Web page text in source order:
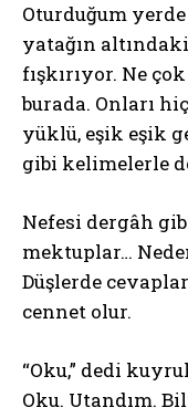
Oturduğum
yatağın
fışkırıyor. Ne
burada. Onları
yüklü, eşik eşik
gibi kelimelerle
Nefesi dergâh
mektuplar…
Düşlerde
cennet olur.
“Oku,” dedi
Oku. Utandım.